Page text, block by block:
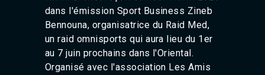
dans l'émission Sport Business Zineb
Bennouna, organisatrice du Raid Med,
un raid omnisports qui aura lieu du 1er
au 7 juin prochains dans l'Oriental.
Organisé avec l'association Les Amis